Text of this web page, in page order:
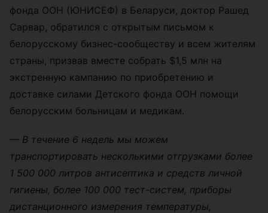
фонда ООН (ЮНИСЕФ) в Беларуси, доктор Рашед
Сарвар, обратился с открытым письмом к
белорусскому бизнес-сообществу и всем жителям
страны, призвав вместе собрать $1,5 млн на
экстренную кампанию по приобретению и
доставке силами Детского фонда ООН помощи
белорусским больницам и медикам.
— В течение 6 недель мы можем
транспортировать несколькими отгрузками более
1 500 000 литров антисептика и средств личной
гигиены, более 100 000 тест-систем, приборы
дистанционного измерения температуры,